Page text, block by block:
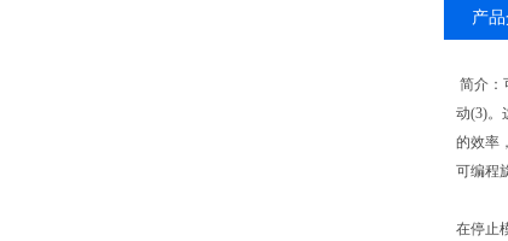
产
简介：
动(3)。
的效率
可编程
在停止